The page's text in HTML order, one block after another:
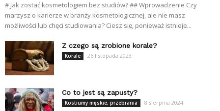
# Jak zostać kosmetologiem bez studiów? ## Wprowadzenie Czy
marzysz o karierze w branży kosmetologicznej, ale nie masz
możliwości lub chęci studiowania? Ciesz się, ponieważ istnieje...
Z czego są zrobione korale?
Korale 26 listopada 2023
Co to jest są zapusty?
Kostiumy męskie, przebrania 8 sierpnia 2024